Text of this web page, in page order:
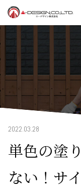
2022.03.28
単色の塗
ない！サ